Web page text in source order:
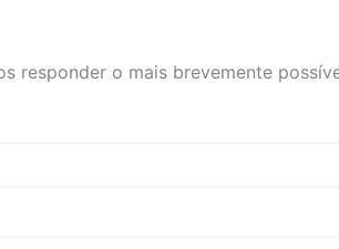
responder o mais brevemente